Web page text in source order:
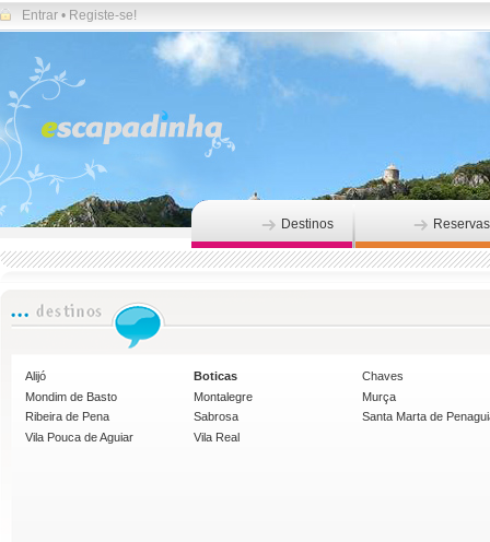
Entrar • Registe-se!
Destinos Reservas
Alijó Boticas
Chaves
Mondim de Basto
Montalegre
Murça
Ribeira de Pena
Sabrosa
Santa Marta de
Vila Pouca de Aguiar
Vila Real